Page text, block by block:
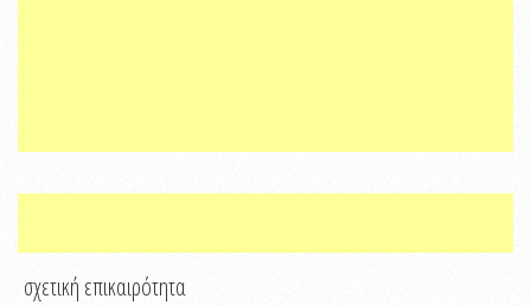
σχετική επικαιρότητα